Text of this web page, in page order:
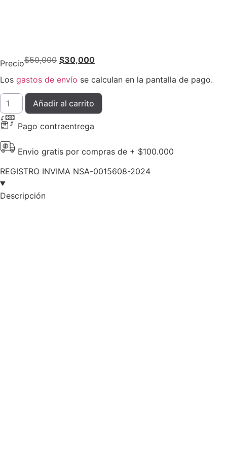
Precio$50,000 Original
was:
$50,000.
$30,000Current
is:
$30,000.
Los gastos de envío se calculan en la pantalla de pago.
VITT
+PLUS
cantidad
Añadir al carrito
Pago contraentrega
Envio gratis por compras de + $100.000
REGISTRO INVIMA NSA-0015608-2024
Descripción